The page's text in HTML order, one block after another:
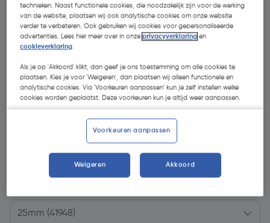
€ 2,12| Excl. btw € 1,75
technieken. Naast functionele cookies, die noodzakelijk zijn voor de werking
van de website, plaatsen wij ook analytische cookies om onze website
verder te verbeteren. Ook gebruiken wij cookies voor gepersonaliseerde
advertenties. Lees hier meer over in onzeprivacyverklaring en
cookieverklaring.
Als je op 'Akkoord' klikt, dan geef je ons toestemming om alle cookies te
plaatsen. Kies je voor 'Weigeren', dan plaatsen wij alleen functionele en
analytische cookies. Via 'Voorkeuren aanpassen' kun je zelf instellen welke
cookies worden geplaatst. Deze voorkeuren kun je altijd weer aanpassen.
Voorkeuren aanpassen
Weigeren Akkoord